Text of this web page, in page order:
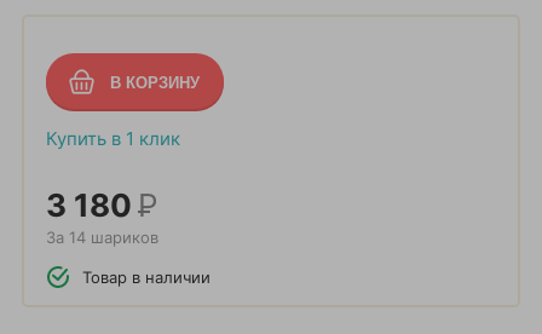
Купить в 1 клик
3 180Р
За 14 шариков
Товар в наличии